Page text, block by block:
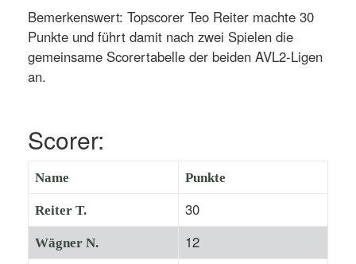
Bemerkenswert: Topscorer Teo Reiter machte 30
Punkte und führt damit nach zwei Spielen die
gemeinsame Scorertabelle der beiden AVL2-Ligen
an.
Scorer:
Name Punkte
Reiter T. 30
Wägner N. 12